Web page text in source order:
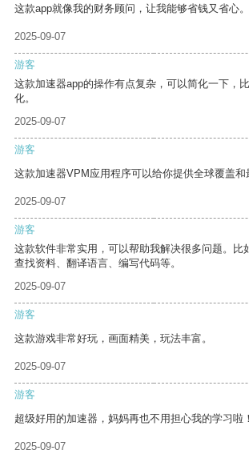
这款app就像我的财务顾问，让我能够省钱又省心。
2025-09-07
游客
这款加速器app的操作有点复杂，可以简化一下，
化。
2025-09-07
游客
这款加速器VPM应用程序可以给你提供全球覆盖和
2025-09-07
游客
这款软件非常实用，可以帮助我解决很多问题。比
查找资料、翻译语言、编写代码等。
2025-09-07
游客
这款游戏非常好玩，画面精美，玩法丰富。
2025-09-07
游客
超级好用的加速器，妈妈再也不用担心我的学习啦！
2025-09-07